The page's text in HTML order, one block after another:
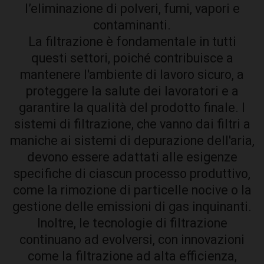
l’eliminazione di polveri, fumi, vapori e
contaminanti.
La filtrazione è fondamentale in tutti
questi settori, poiché contribuisce a
mantenere l'ambiente di lavoro sicuro, a
proteggere la salute dei lavoratori e a
garantire la qualità del prodotto finale. I
sistemi di filtrazione, che vanno dai filtri a
maniche ai sistemi di depurazione dell'aria,
devono essere adattati alle esigenze
specifiche di ciascun processo produttivo,
come la rimozione di particelle nocive o la
gestione delle emissioni di gas inquinanti.
Inoltre, le tecnologie di filtrazione
continuano ad evolversi, con innovazioni
come la filtrazione ad alta efficienza,